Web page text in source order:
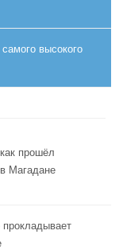
высокого
прошёл
Магадане